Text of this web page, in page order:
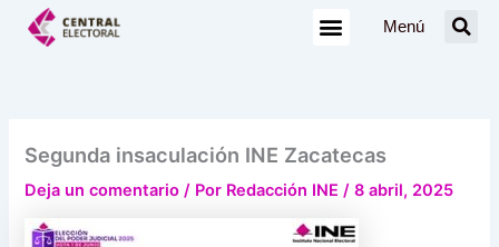
Menú
Segunda insaculación INE Zacatecas
Deja un comentario / Por Redacción INE/8 abril, 2025